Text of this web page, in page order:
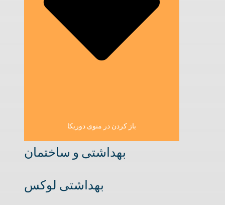
باز کردن در منوی دوریکا
بهداشتی و ساختمان
بهداشتی لوکس